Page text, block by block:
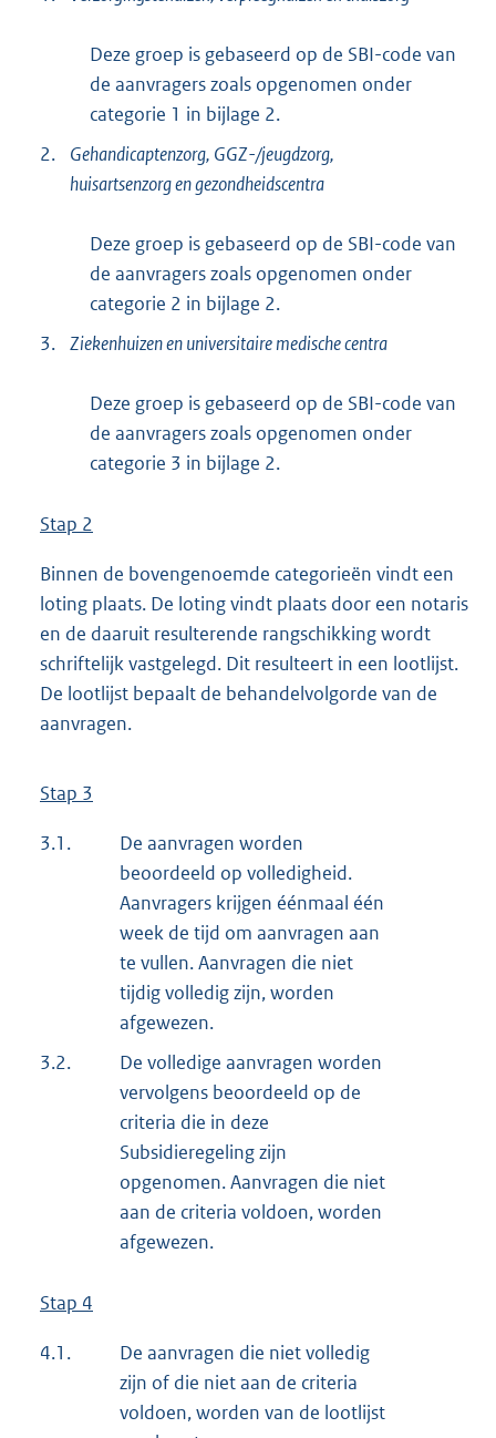
Deze groep is gebaseerd op de SBI-code van
de aanvragers zoals opgenomen onder
categorie 1 in bijlage 2.
2.
Gehandicaptenzorg, GGZ-/jeugdzorg,
huisartsenzorg en gezondheidscentra
Deze groep is gebaseerd op de SBI-code van
de aanvragers zoals opgenomen onder
categorie 2 in bijlage 2.
3. Ziekenhuizen en universitaire medische centra
Deze groep is gebaseerd op de SBI-code van
de aanvragers zoals opgenomen onder
categorie 3 in bijlage 2.
Stap 2
Binnen de bovengenoemde categorieën vindt een
loting plaats. De loting vindt plaats door een notaris
en de daaruit resulterende rangschikking wordt
schriftelijk vastgelegd. Dit resulteert in een lootlijst.
De lootlijst bepaalt de behandelvolgorde van de
aanvragen.
Stap 3
3.1.
De aanvragen worden
beoordeeld op volledigheid.
Aanvragers krijgen éénmaal één
week de tijd om aanvragen aan
te vullen. Aanvragen die niet
tijdig volledig zijn, worden
afgewezen.
3.2.
De volledige aanvragen worden
vervolgens beoordeeld op de
criteria die in deze
Subsidieregeling zijn
opgenomen. Aanvragen die niet
aan de criteria voldoen, worden
afgewezen.
Stap 4
4.1.
De aanvragen die niet volledig
zijn of die niet aan de criteria
voldoen, worden van de lootlijst